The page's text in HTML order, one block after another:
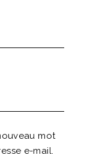
mot
e-mail.